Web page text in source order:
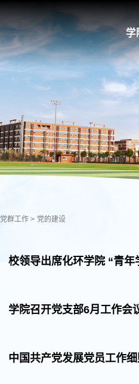
学
党群工作 > 党的建设
校领导出
学院召开党支部6月工作会
中国共产党发展党员工作细